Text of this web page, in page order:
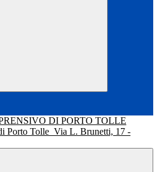
Porto Tolle Via L. Brunetti, 17 -